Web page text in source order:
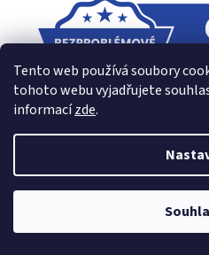
Tento web používá soubory
tohoto webu vyjadřujete
informacízde.